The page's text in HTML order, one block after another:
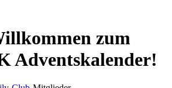
zum
Adventskalender!